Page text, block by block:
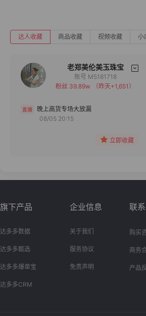
达人收藏 商品收藏 视频收藏 小
老郑美伦美玉珠宝
备注
分组
账号 M5181718
粉丝 39.89w
（昨天+1,651）
晚上高货专场大放漏
08/05 20:15
立即收藏
旗下产品
达多多数据
达多多甄选
达多多爆单宝
达多多CRM
企业信息
关于我们
服务协议
免责声明
联
购买
商务
产品